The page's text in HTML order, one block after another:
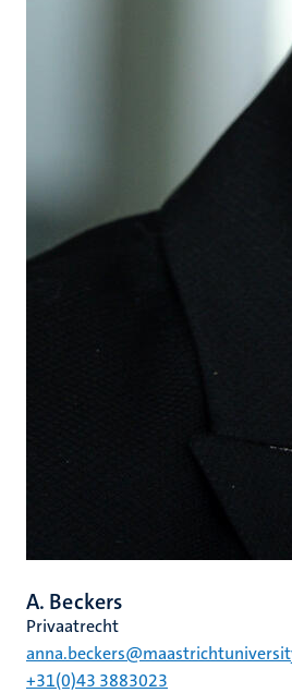
A. Beckers
Privaatrecht
+31(0)43 3883023